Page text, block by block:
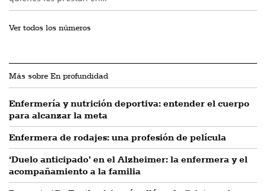
Ver todos los números
Más sobre En profundidad
Enfermería y nutrición deportiva: entender el cuerpo
para alcanzar la meta
Enfermera de rodajes: una profesión de película
‘Duelo anticipado’ en el Alzheimer: la enfermera y el
acompañamiento a la familia